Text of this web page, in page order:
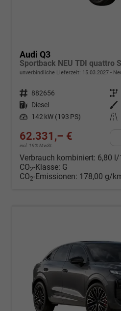
Audi Q3
unverbindliche Lieferzeit: 15.03.2027
Fahrzeugnr. 882656 Getriebe
Kraftstoff Diesel Außenfarbe
Leistung 142 kW (193 PS) Kilometerstand
62.331,– €
incl. 19% MwSt.
Verbrauch kombiniert: 6,80
CO2-Klasse: G
CO2-Emissionen: 178,00 g/